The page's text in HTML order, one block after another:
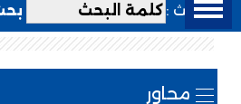
بحث :
محاور